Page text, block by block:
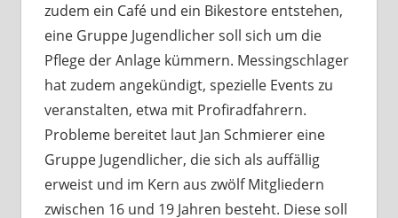
zudem ein Café und ein Bikestore entstehen,
eine Gruppe Jugendlicher soll sich um die
Pflege der Anlage kümmern. Messingschlager
hat zudem angekündigt, spezielle Events zu
veranstalten, etwa mit Profiradfahrern.
Probleme bereitet laut Jan Schmierer eine
Gruppe Jugendlicher, die sich als auffällig
erweist und im Kern aus zwölf Mitgliedern
zwischen 16 und 19 Jahren besteht. Diese soll